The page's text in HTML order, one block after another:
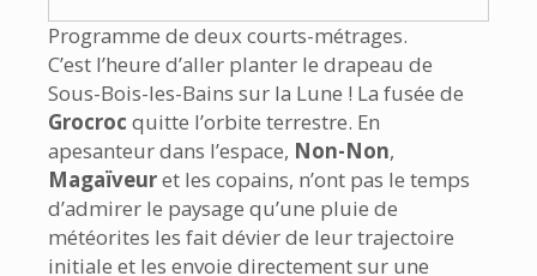
Programme de deux courts-métrages.
C’est l’heure d’aller planter le drapeau de
Sous-Bois-les-Bains sur la Lune ! La fusée de
Grocroc quitte l’orbite terrestre. En
apesanteur dans l’espace, Non-Non,
Magaïveuret les copains, n’ont pas le temps
d’admirer le paysage qu’une pluie de
météorites les fait dévier de leur trajectoire
initiale et les envoie directement sur une